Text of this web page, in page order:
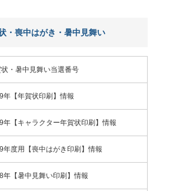
・喪中はがき・暑中見舞い
・暑中見舞い当選番号
年【年賀状印刷】情報
年【キャラクター年賀状印刷】情報
年度用【喪中はがき印刷】情報
年【暑中見舞い印刷】情報